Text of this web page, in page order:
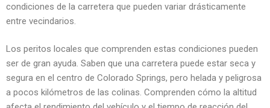
condiciones de la carretera que pueden variar drásticamente
entre vecindarios.
Los peritos locales que comprenden estas condiciones pueden
ser de gran ayuda. Saben que una carretera puede estar seca y
segura en el centro de Colorado Springs, pero helada y peligrosa
a pocos kilómetros de las colinas. Comprenden cómo la altitud